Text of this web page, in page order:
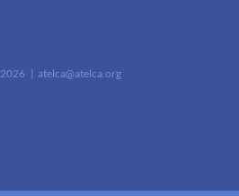
2026 | atelca@atelca.org